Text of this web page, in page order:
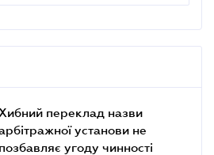
Хибний переклад назви
установи не
позбавляє угоду чинності